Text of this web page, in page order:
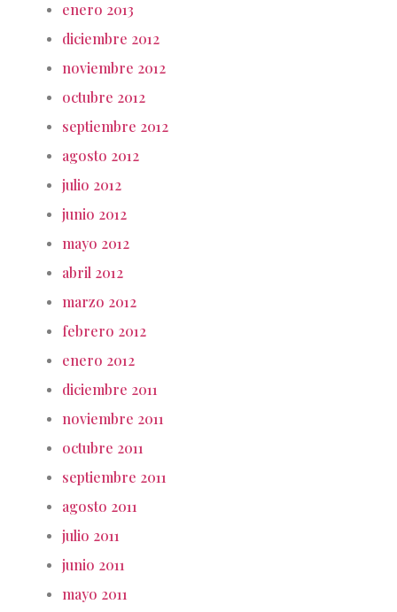
enero 2013
diciembre 2012
noviembre 2012
octubre 2012
septiembre 2012
agosto 2012
julio 2012
junio 2012
mayo 2012
abril 2012
marzo 2012
febrero 2012
enero 2012
diciembre 2011
noviembre 2011
octubre 2011
septiembre 2011
agosto 2011
julio 2011
junio 2011
mayo 2011